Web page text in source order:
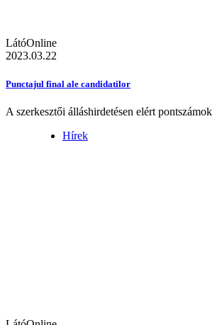
LátóOnline
2023.03.22
Punctajul final ale candidatilor
A szerkesztői álláshirdetésen elért pontszámok
Hírek